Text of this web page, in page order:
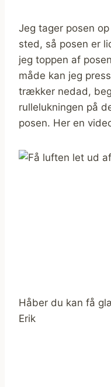
Jeg tager posen
sted, så posen er
jeg toppen af
måde kan jeg
trækker nedad,
rullelukningen på
posen. Her en
Håber du kan få
Erik